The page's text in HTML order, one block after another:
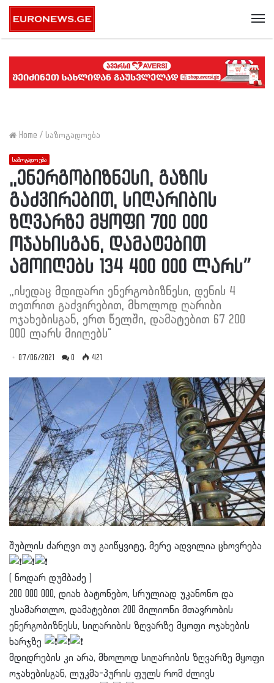
Home / საზოგადოება
საზოგადოება
,,ენერგობიზნესი, გაზის
გაძვირებით, სიღარიბის
ზღვარზე მყოფი 700 000
ოჯახისგან, დამატებით
ამოიღებს 134 400 000 ლარს”
,,ისედაც მდიდარი ენერგობიზნესი, დენის 4
თეთრით გაძვირებით, მხოლოდ ღარიბი
ოჯახებისგან, ერთ წელში, დამატებით 67 200
000 ლარს მიიღებს"
07/06/2021 0 421
შუბლის ძარღვი თუ გაიწყვიტე, მერე ადვილია ცხოვრება
( ნოდარ დუმბაძე )
200 000 000, დიახ ბატონებო, სრულიად უკანონო და
უსამართლო, დამატებით 200 მილიონი მთავრობის
ენერგობიზნესს, სიღარიბის ზღვარზე მყოფი ოჯახების
ხარჯზე
მდიდრების კი არა, მხოლოდ სიღარიბის ზღვარზე მყოფი
ოჯახებისგან, ლუკმა-პურის ფულს რომ ძლივს